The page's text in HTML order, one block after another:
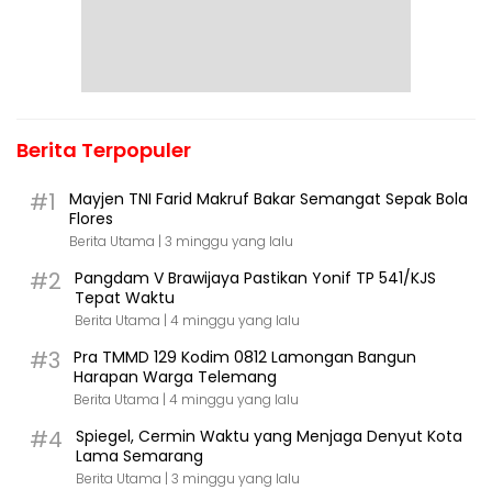
Berita Terpopuler
#1
Mayjen TNI Farid Makruf Bakar Semangat Sepak Bola
Flores
Berita Utama | 3 minggu yang lalu
#2
Pangdam V Brawijaya Pastikan Yonif TP 541/KJS
Tepat Waktu
Berita Utama | 4 minggu yang lalu
#3
Pra TMMD 129 Kodim 0812 Lamongan Bangun
Harapan Warga Telemang
Berita Utama | 4 minggu yang lalu
#4
Spiegel, Cermin Waktu yang Menjaga Denyut Kota
Lama Semarang
Berita Utama | 3 minggu yang lalu